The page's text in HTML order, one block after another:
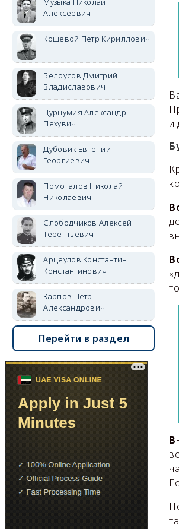
и
Алексеевич
Кошевой Петр Кириллович
Белоусов Дмитрий
Владиславович
Цурцумия Александр
Пехувич
Дубовик Евгений
Георгиевич
Помогалов Николай
Николаевич
Слободчиков Алексей
Терентьевич
Арцеулов Константин
Константинович
Карпов Петр
Александрович
Перейти в раздел